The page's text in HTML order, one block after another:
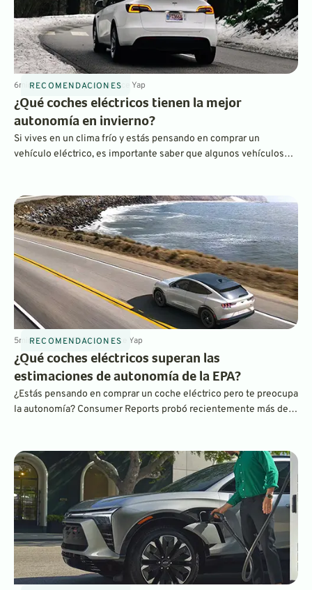
RECOMENDACIONES
6minJan 30, 2024ByLaurance Yap
¿Qué coches eléctricos tienen la mejor
autonomía en invierno?
Si vives en un clima frío y estás pensando en comprar un
vehículo eléctrico, es importante saber que algunos vehículos
pueden marcar una gran diferencia en la autonomía real en
comparación con las estimaciones de la EPA.
RECOMENDACIONES
5minDec 18, 2023ByLaurance Yap
¿Qué coches eléctricos superan las
estimaciones de autonomía de la EPA?
¿Estás pensando en comprar un coche eléctrico pero te preocupa
la autonomía? Consumer Reports probó recientemente más de
cuando se conducían a altas velocidades en la autopista.
¿Cuáles?